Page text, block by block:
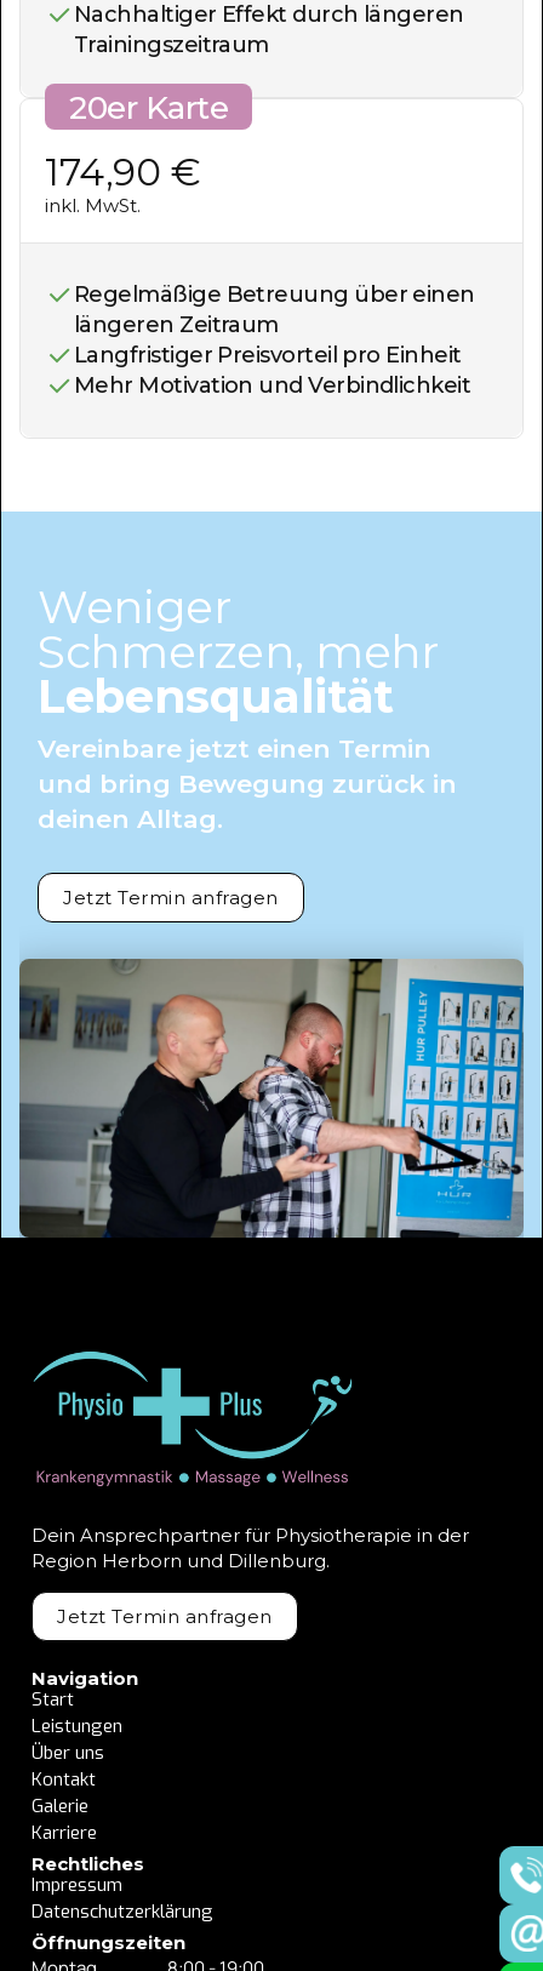
Nachhaltiger Effekt durch längeren
Trainingszeitraum
20er Karte
174,90 €
inkl. MwSt.
Regelmäßige Betreuung über einen
längeren Zeitraum
Langfristiger Preisvorteil pro Einheit
Mehr Motivation und Verbindlichkeit
Weniger
Schmerzen, mehr
Lebensqualität
Vereinbare jetzt einen Termin
und bring Bewegung zurück in
deinen Alltag.
Jetzt Termin anfragen
Dein Ansprechpartner für Physiotherapie in der
Region Herborn und Dillenburg.
Jetzt Termin anfragen
Navigation
Start
Leistungen
Über uns
Kontakt
Galerie
Karriere
Rechtliches
Impressum
Datenschutzerklärung
Öffnungszeiten